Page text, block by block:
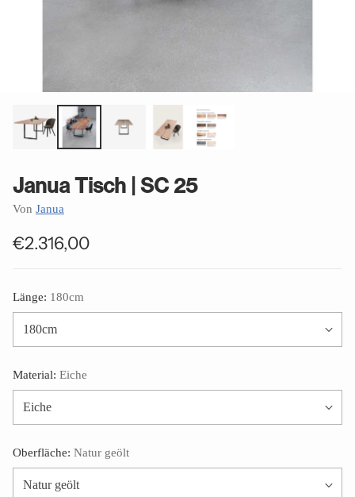
Janua Tisch | SC 25
Von Janua
Normaler
€2.316,00
Länge: 180cm
Material: Eiche
Oberfläche: Natur geölt